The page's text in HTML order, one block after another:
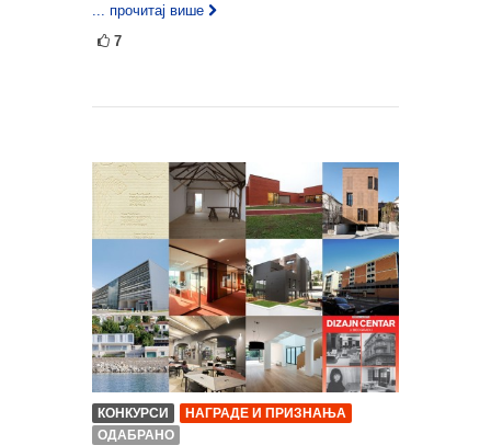
... прочитај више
7
КОНКУРСИ
НАГРАДЕ И ПРИЗНАЊА
ОДАБРАНО